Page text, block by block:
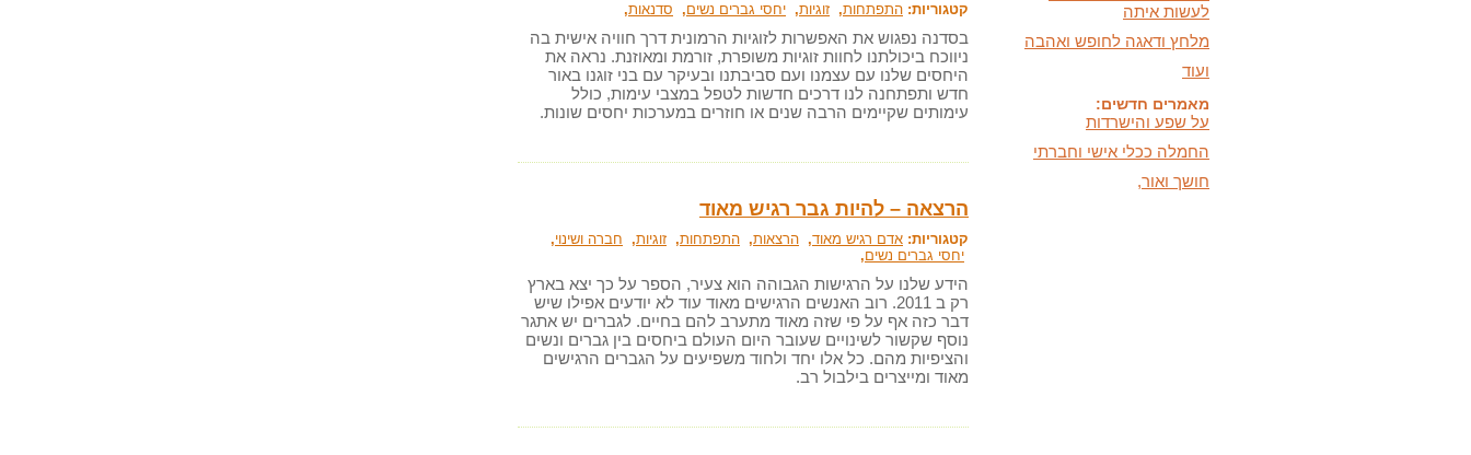
קטגוריות: התפתחות, זוגיות, יחסי גברים נשים, סדנאות,
בסדנה נפגוש את האפשרות לזוגיות הרמונית דרך חוויה אישית בה
ניווכח ביכולתנו לחוות זוגיות משופרת, זורמת ומאוזנת. נראה את
היחסים שלנו עם עצמנו ועם סביבתנו ובעיקר עם בני זוגנו באור
חדש ותפתחנה לנו דרכים חדשות לטפל במצבי עימות, כולל
עימותים שקיימים הרבה שנים או חוזרים במערכות יחסים שונות.
הרצאה – להיות גבר רגיש מאוד
קטגוריות: אדם רגיש מאוד, הרצאות, התפתחות, זוגיות, חברה ושינוי,
יחסי גברים נשים,
הידע שלנו על הרגישות הגבוהה הוא צעיר, הספר על כך יצא בארץ
רק ב 2011. רוב האנשים הרגישים מאוד עוד לא יודעים אפילו שיש
דבר כזה אף על פי שזה מאוד מתערב להם בחיים. לגברים יש אתגר
נוסף שקשור לשינויים שעובר היום העולם ביחסים בין גברים ונשים
והציפיות מהם. כל אלו יחד ולחוד משפיעים על הגברים הרגישים
מאוד ומייצרים בילבול רב.
מלחץ ודאגה לחופש ואהבה
ועוד
מאמרים חדשים:
החמלה ככלי אישי וחברתי
חושך ואור,